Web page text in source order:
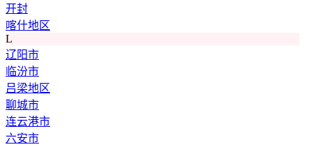
开封
喀什地区
L
辽阳市
临汾市
吕梁地区
聊城市
连云港市
六安市